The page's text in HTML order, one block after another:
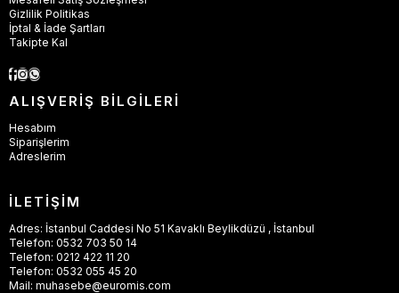
Gizlilik Politikas
İptal & İade Şartları
Takipte Kal
ALIŞVERİŞ BİLGİLERİ
Hesabım
Siparişlerim
Adreslerim
İLETİŞİM
Adres: İstanbul Caddesi No 51 Kavaklı Beylikdüzü , İstanbul
Telefon: 0532 703 50 14
Telefon: 0212 422 11 20
Telefon: 0532 055 45 20
Mail: muhasebe@euromis.com